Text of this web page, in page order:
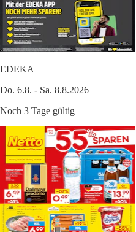
EDEKA
Do. 6.8. - Sa. 8.8.2026
Noch 3 Tage gültig